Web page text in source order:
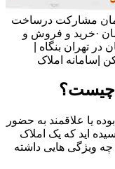
مشارکت درساخت
·خرید و فروش و
در تهران بنگاه |
|سامانه املاک
چیست؟
یا علاقمند به حضور
اید که یک املاک
ویژگی هایی داشته